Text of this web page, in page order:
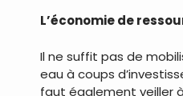
L’économie de
Il ne suffit pas de
eau à coups
faut également veiller